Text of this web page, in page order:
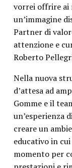
vorrei offrire ai
un’immagine
Partner di
attenzione e
Roberto
Nella nuova
d’attesa ad
Gomme e il
un’esperienza
creare un
educativo in
momento per